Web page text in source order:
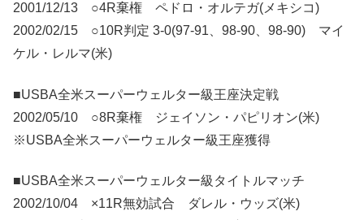
2001/12/13 ○4R棄権 ペドロ・オルテガ(メキシコ)
2002/02/15 ○10R判定 3-0(97-91、98-90、98-90) マイ
ケル・レルマ(米)
■USBA全米スーパーウェルター級王座決定戦
2002/05/10 ○8R棄権 ジェイソン・パピリオン(米)
※USBA全米スーパーウェルター級王座獲得
■USBA全米スーパーウェルター級タイトルマッチ
2002/10/04 ×11R無効試合 ダレル・ウッズ(米)